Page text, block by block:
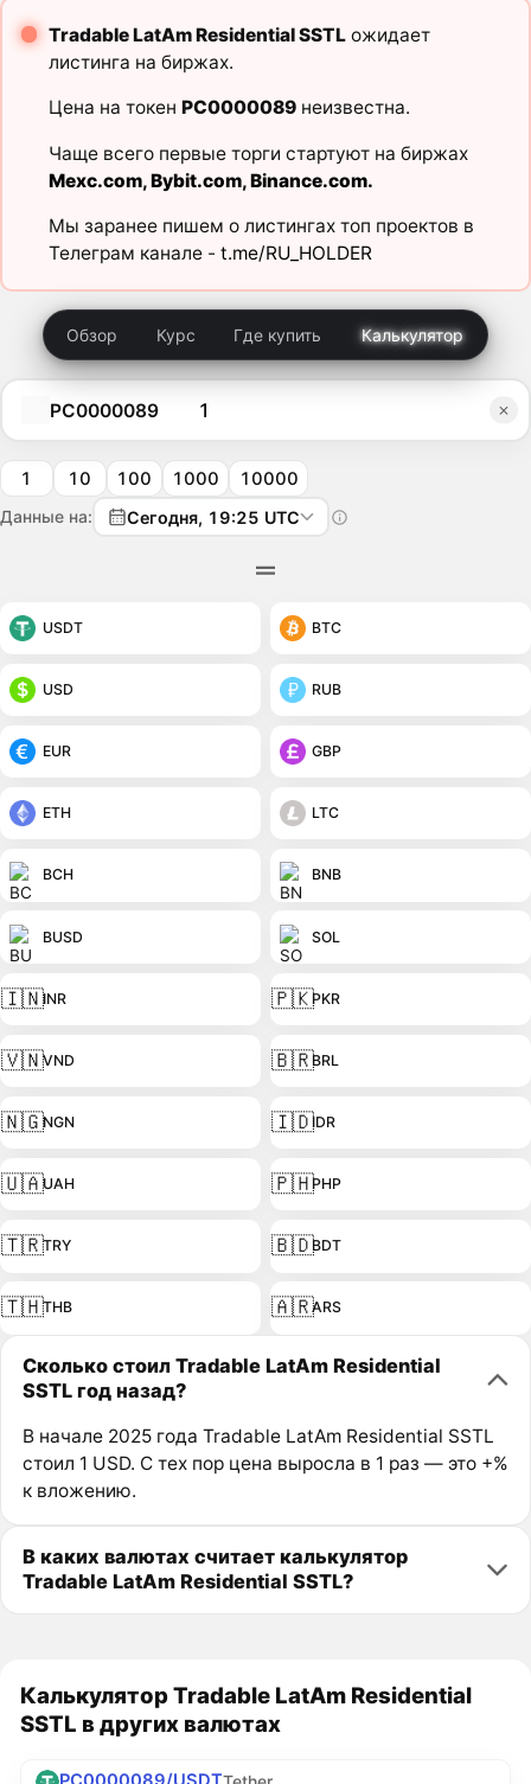
Tradable LatAm Residential SSTLожидает
листинга на биржах.
Цена на токен PC0000089неизвестна.
Чаще всего первые торги стартуют на биржах
Mexc.com,Bybit.com,Binance.com.
Мы заранее пишем о листингах топ проектов в
Телеграм канале - t.me/RU_HOLDER
Обзор Курс Где купить Калькулятор
PC0000089
1 10 100 1000 10000
Данные на: Сегодня, 19:25 UTC
USDT BTC
USD RUB
EUR GBP
ETH LTC
BCH BNB
BUSD SOL
🇮🇳INR 🇵🇰PKR
🇻🇳VND 🇧🇷BRL
🇳🇬NGN 🇮🇩IDR
🇺🇦UAH 🇵🇭PHP
🇹🇷TRY 🇧🇩BDT
🇹🇭THB 🇦🇷ARS
Сколько стоил Tradable LatAm Residential
SSTL год назад?
В начале 2025 года Tradable LatAm Residential SSTL
стоил 1 USD. С тех пор цена выросла в 1 раз — это +%
к вложению.
В каких валютах считает калькулятор
Tradable LatAm Residential SSTL?
Калькулятор Tradable LatAm Residential
SSTL в других валютах